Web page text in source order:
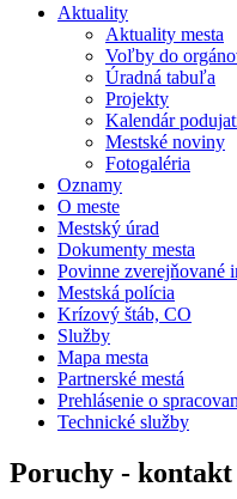
Aktuality
Aktuality mesta
Voľby do
Úradná tabuľa
Projekty
Kalendár
Mestské noviny
Fotogaléria
Oznamy
O meste
Mestský úrad
Dokumenty mesta
Povinne zverejňované
Mestská polícia
Krízový štáb, CO
Služby
Mapa mesta
Partnerské mestá
Prehlásenie o
Technické služby
Poruchy - kontakt